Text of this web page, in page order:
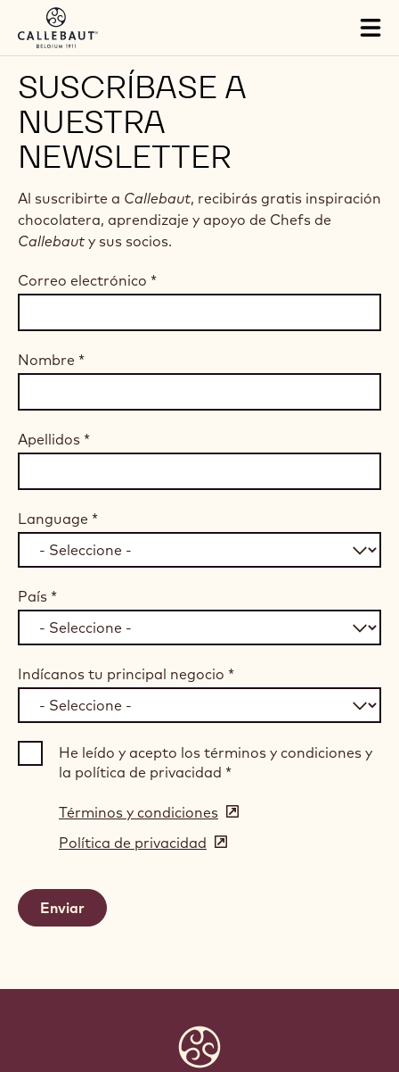
Skip to main content
SUSCRÍBASE A
NUESTRA
NEWSLETTER
Al suscribirte a Callebaut, recibirás gratis inspiración
chocolatera, aprendizaje y apoyo de Chefs de
Callebaut y sus socios.
Correo electrónico *
Nombre *
Apellidos *
Language *
País *
Indícanos tu principal negocio *
He leído y acepto los términos y condiciones y
la política de privacidad *
Términos y condiciones (opens
in
Política de privacidad (opens